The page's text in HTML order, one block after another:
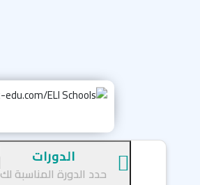
الدورات
حدد الدورة المناسبة لك